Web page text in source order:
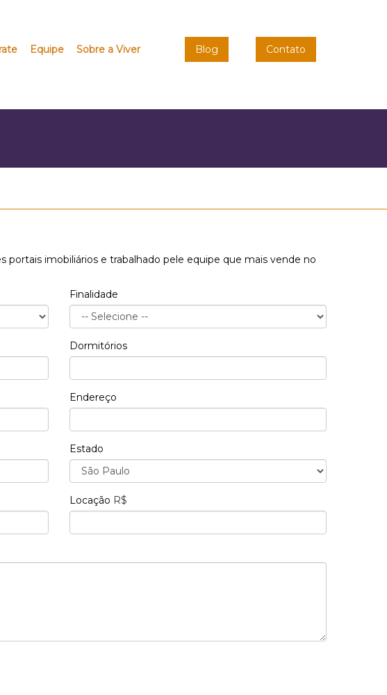
Equipe Sobre a Viver Blog Contato
imobiliários e trabalhado pele equipe que mais vende no
Finalidade
Dormitórios
Endereço
Estado
Locação R$